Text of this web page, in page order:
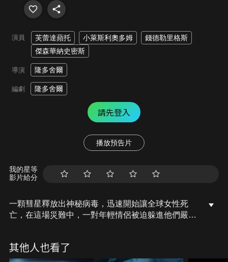
演員 芙蕾達蘋托 小萊斯利奧多姆
錢德勒里格斯
傑森華納史密斯
導演 隆多舍爾
編劇 隆多舍爾
請先登入
播放預告片
我的星等
影片給分
一顆彗星釋放出神秘病毒，迅速開始讓全球女性死
亡，在這場災難中，一對年輕情侶被迫躲進他們嚴格
望。
其他人也看了